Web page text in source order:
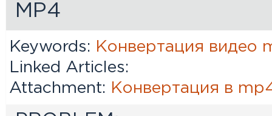
MP4
Keywords: Конвертация видео
Linked Articles:
Attachment: Конвертация в